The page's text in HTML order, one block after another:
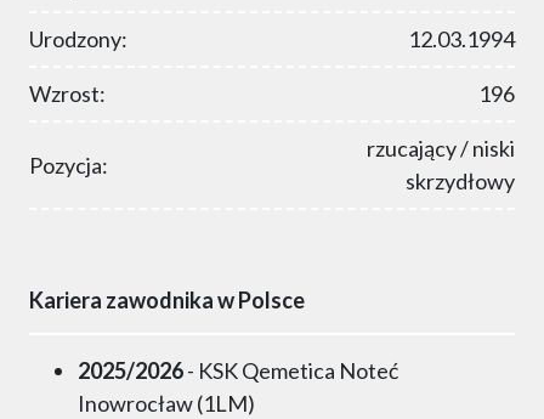
Urodzony: 12.03.1994
Wzrost: 196
Pozycja:
rzucający / niski
skrzydłowy
Kariera zawodnika w Polsce
2025/2026- KSK Qemetica Noteć
Inowrocław (1LM)